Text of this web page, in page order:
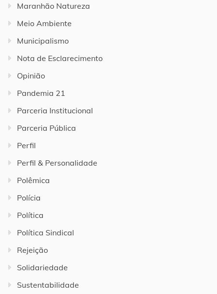
Maranhão Natureza
Meio Ambiente
Municipalismo
Nota de Esclarecimento
Opinião
Pandemia 21
Parceria Institucional
Parceria Pública
Perfil
Perfil & Personalidade
Polêmica
Polícia
Política
Política Sindical
Rejeição
Solidariedade
Sustentabilidade